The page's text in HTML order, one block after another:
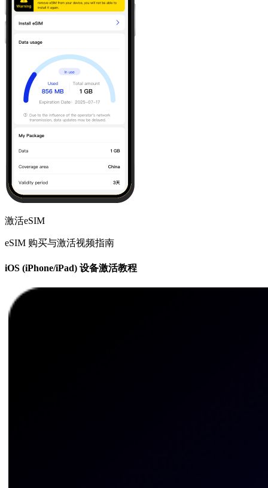
激活eSIM
eSIM 购买与激活视频指南
iOS (iPhone/iPad) 设备激活教程